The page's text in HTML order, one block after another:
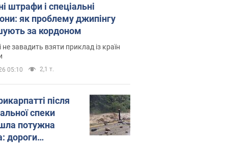
штрафи і спеціальні
як проблему джипінгу
за кордоном
не завадить взяти приклад із країн
05:10 2,1 т.
після
спеки
потужна
дороги